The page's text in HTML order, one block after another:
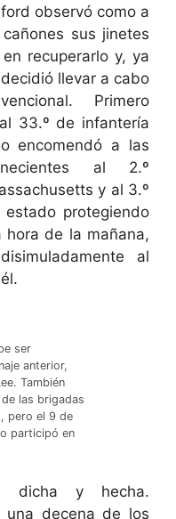
observó como a
sus jinetes
recuperarlo y, ya
llevar a cabo
Primero
33.º de infantería
encomendó a las
al 2.º
y al 3.º
protegiendo
hora de la mañana,
al
ser
anterior,
También
las brigadas
pero el 9 de
participó en
dicha y hecha.
una decena de los